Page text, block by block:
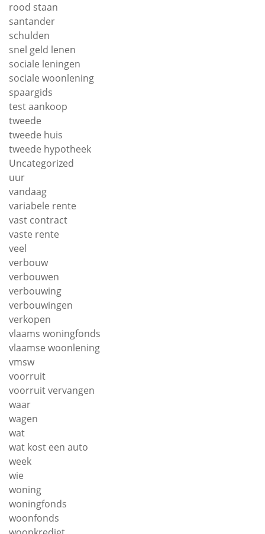
rood staan
santander
schulden
snel geld lenen
sociale leningen
sociale woonlening
spaargids
test aankoop
tweede
tweede huis
tweede hypotheek
Uncategorized
uur
vandaag
variabele rente
vast contract
vaste rente
veel
verbouw
verbouwen
verbouwing
verbouwingen
verkopen
vlaams woningfonds
vlaamse woonlening
vmsw
voorruit
voorruit vervangen
waar
wagen
wat
wat kost een auto
week
wie
woning
woningfonds
woonfonds